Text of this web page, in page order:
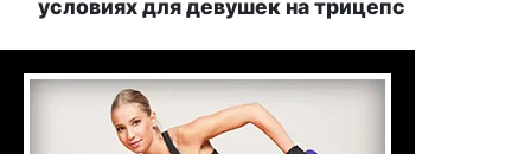
условиях для девушек на трицепс